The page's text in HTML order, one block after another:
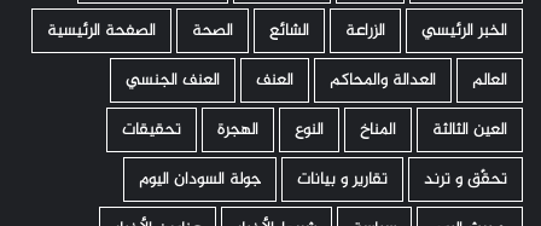
الخبر الرئيسي
الزراعة الشائع الصحة
الصفحة الرئيسية
العالم
العدالة والمحاكم العنف
العنف الجنسي
العين الثالثة
المناخ النوع الهجرة
تحقيقات
تحقّق و ترند
تقارير و بيانات
جولة السودان اليوم